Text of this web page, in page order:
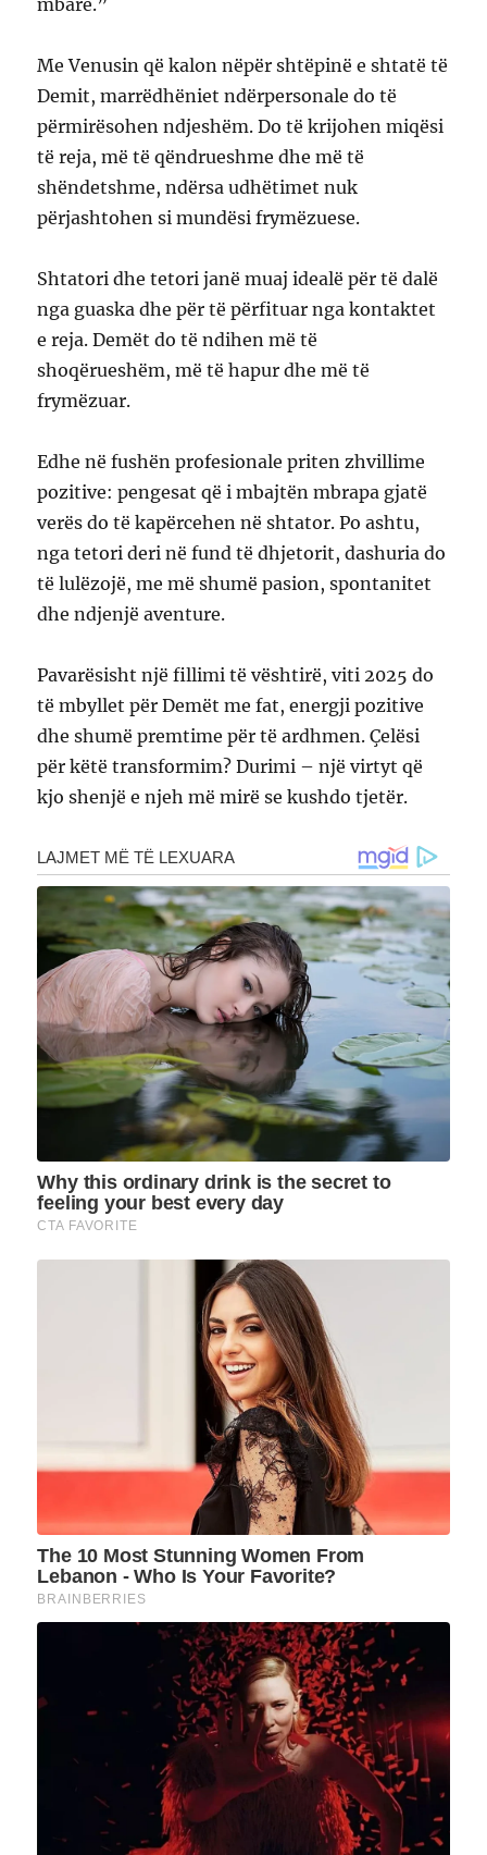
mbarë.”
Me Venusin që kalon nëpër shtëpinë e shtatë të
Demit, marrëdhëniet ndërpersonale do të
përmirësohen ndjeshëm. Do të krijohen miqësi
të reja, më të qëndrueshme dhe më të
shëndetshme, ndërsa udhëtimet nuk
përjashtohen si mundësi frymëzuese.
Shtatori dhe tetori janë muaj idealë për të dalë
nga guaska dhe për të përfituar nga kontaktet
e reja. Demët do të ndihen më të
shoqërueshëm, më të hapur dhe më të
frymëzuar.
Edhe në fushën profesionale priten zhvillime
pozitive: pengesat që i mbajtën mbrapa gjatë
verës do të kapërcehen në shtator. Po ashtu,
nga tetori deri në fund të dhjetorit, dashuria do
të lulëzojë, me më shumë pasion, spontanitet
dhe ndjenjë aventure.
Pavarësisht një fillimi të vështirë, viti 2025 do
të mbyllet për Demët me fat, energji pozitive
dhe shumë premtime për të ardhmen. Çelësi
për këtë transformim? Durimi – një virtyt që
kjo shenjë e njeh më mirë se kushdo tjetër.